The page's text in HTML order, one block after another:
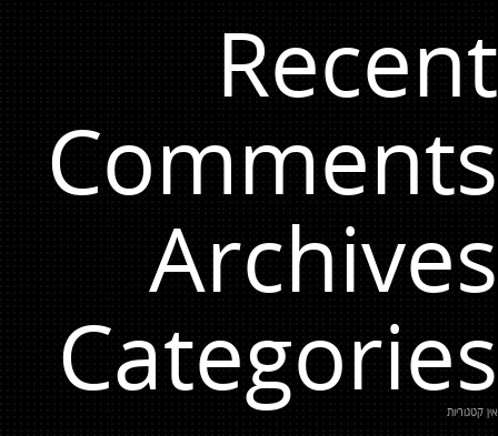
Recent
Comments
Archives
Categories
אין קטגוריות